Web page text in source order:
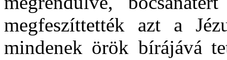
megfeszíttették azt a
mindenek örök bírájává